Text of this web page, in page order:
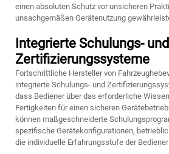
einen absoluten Schutz vor unsicheren
unsachgemäßen Gerätenutzung
Integrierte Schulungs- und
Zertifizierungssysteme
Fortschrittliche Hersteller von
integrierte Schulungs- und
dass Bediener über das erforderliche
Fertigkeiten für einen sicheren
können maßgeschneiderte
spezifische Gerätekonfigurationen,
die individuelle Erfahrungsstufe der